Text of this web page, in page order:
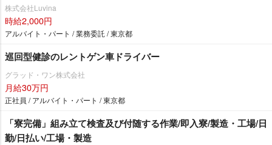
株式会社Luvina
時給2,000円
アルバイト・パート / 業務委託 / 東京都
巡回型健診のレントゲン車ドライバー
グラッド・ワン株式会社
月給30万円
正社員 / アルバイト・パート / 東京都
「寮完備」組み立て検査及び付随する作業/即入寮/製造・工場/日
勤/日払い/工場・製造